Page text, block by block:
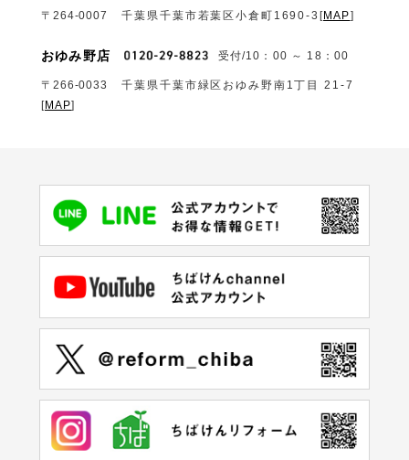
〒264-0007 千葉県千葉市若葉区小倉町1690‐3 [MAP]
おゆみ野店 受付/10：00 ～ 18：00
〒266-0033
千葉県千葉市緑区おゆみ野南1丁目 21-7
[MAP]